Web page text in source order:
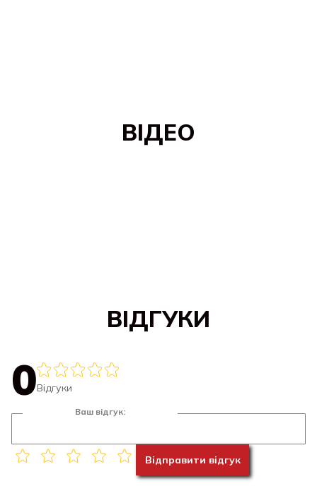
ВІДЕО
ВІДГУКИ
0Відгуки
Ваш відгук:
Відправити відгук